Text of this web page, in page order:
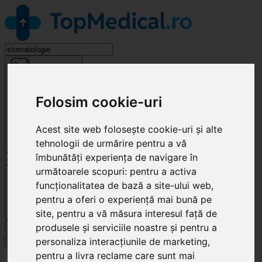
Folosim cookie-uri
Acest site web folosește cookie-uri și alte
tehnologii de urmărire pentru a vă
îmbunătăți experiența de navigare în
următoarele scopuri: pentru a activa
funcționalitatea de bază a site-ului web,
pentru a oferi o experiență mai bună pe
site, pentru a vă măsura interesul față de
produsele și serviciile noastre și pentru a
personaliza interacțiunile de marketing,
pentru a livra reclame care sunt mai
Cluj-Napoca
Specialități